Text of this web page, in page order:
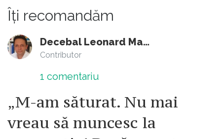
Îți recomandăm
Decebal Leonard Marin
Contributor
1 comentariu
„M-am săturat. Nu mai
vreau să muncesc la